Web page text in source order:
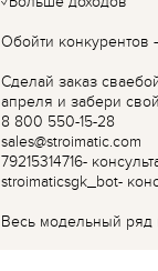
Обойти конкурентов
Сделай заказ
апреля и забери
8 800 550-15-28
sales@stroimatic.com
79215314716-
stroimaticsgk_bot-
Весь модельный ряд